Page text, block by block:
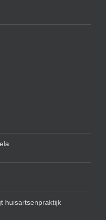
huisartsenpraktijk